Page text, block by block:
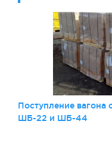
Поступление
ШБ-22 и ШБ-44